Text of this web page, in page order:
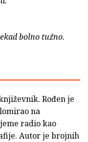
bolno tužno.
Rođen je
na
radio kao
Autor je brojnih